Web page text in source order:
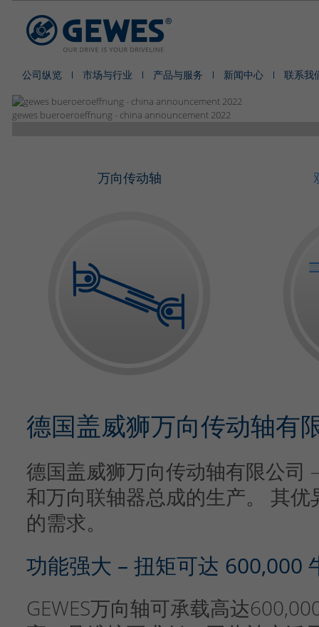
公司纵览 市场与行业 产品与服务 新闻中心 联系我
gewes bueroeroeffnung - china announcement 2022
万向传动轴
德国盖威狮万向传动轴有
德国盖威狮万向传动轴有限公司
和万向联轴器总成的生产。 其
的需求。
功能强大 – 扭矩可达 600,000
GEWES万向轴可承载高达